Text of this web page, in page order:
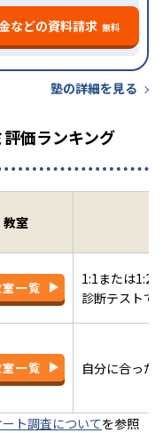
などの資料請求 無料
塾の詳細を見る
価ランキング
教室
一覧
1:1または1:2
診断テストで
一覧 自分に合った
ト調査についてを参照